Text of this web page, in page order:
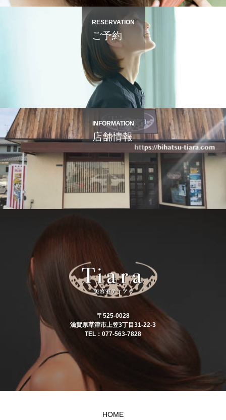
RESERVATION
ご予約
INFORMATION
店舗情報
〒525-0028
滋賀県草津市上笠3丁目31-22-3
TEL：077-563-7828
HOME